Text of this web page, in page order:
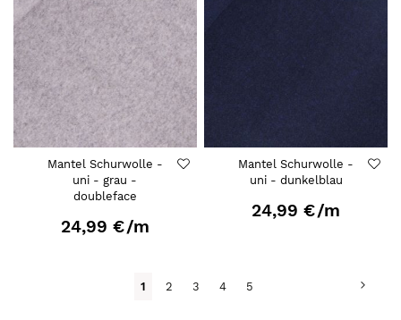
Mantel Schurwolle -
uni - grau -
doubleface
24,99 €/m
Mantel Schurwolle -
uni - dunkelblau
24,99 €/m
Du
1 Seite
2 Seite
3 Seite
4 Seite
5